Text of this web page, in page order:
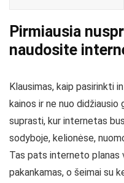
Pirmiausia
naudosite
Klausimas, kaip pasirinkti
kainos ir ne nuo didžiausio
suprasti, kur internetas
sodyboje, kelionėse,
Tas pats interneto planas
pakankamas, o šeimai su